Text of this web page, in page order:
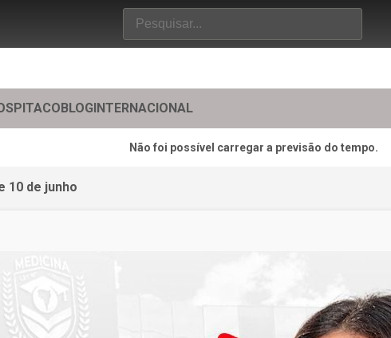
PITACOBLOGINTERNACIONAL
Não foi possível carregar a previsão do tempo.
10 de junho